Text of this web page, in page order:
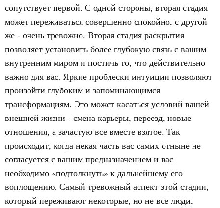
сопутствует первой. С одной стороны, вторая стадия
может переживаться совершенно спокойно, с другой
же - очень тревожно. Вторая стадия раскрытия
позволяет установить более глубокую связь с вашим
внутренним миром и постичь то, что действительно
важно для вас. Яркие проблески интуиции позволяют
произойти глубоким и запоминающимся
трансформациям. Это может касаться условий вашей
внешней жизни - смена карьеры, переезд, новые
отношения, а зачастую все вместе взятое. Так
происходит, когда некая часть вас самих отныне не
согласуется с вашим предназначением и вас
необходимо «подтолкнуть» к дальнейшему его
воплощению. Самый тревожный аспект этой стадии,
который переживают некоторые, но не все люди,